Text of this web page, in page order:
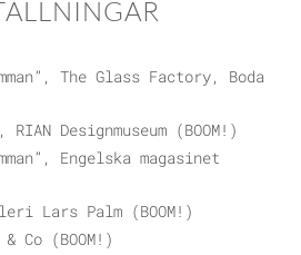
The Glass Factory, Boda
Designmuseum (BOOM!)
Engelska magasinet
Lars Palm (BOOM!)
Co (BOOM!)